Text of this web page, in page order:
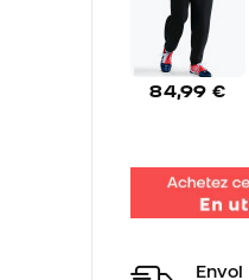
84,99 €